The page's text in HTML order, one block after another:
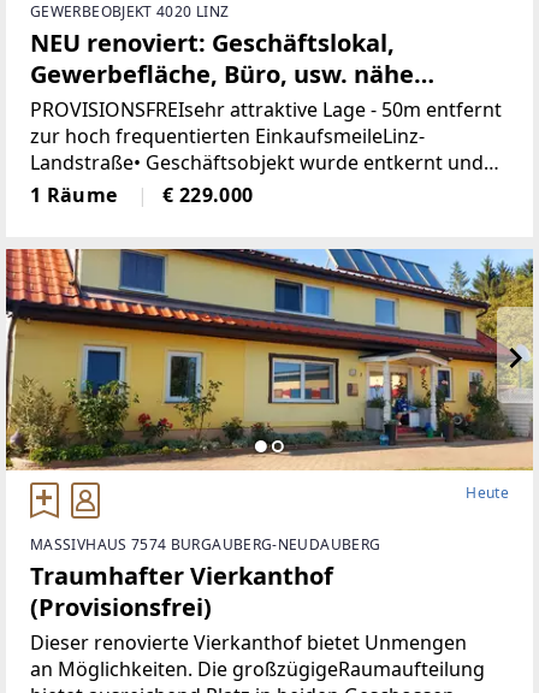
GEWERBEOBJEKT 4020 LINZ
NEU renoviert: Geschäftslokal,
Gewerbefläche, Büro, usw. nähe
Landstrasse-Linz (Provisionsfrei)
PROVISIONSFREIsehr attraktive Lage - 50m entfernt
zur hoch frequentierten EinkaufsmeileLinz-
Landstraße• Geschäftsobjekt wurde entkernt und
generalsaniert• Klimatisiert (Klimaanlage)• neue
Böden, neue Heizkörper•
1 Räume € 229.000
Heute
MASSIVHAUS 7574 BURGAUBERG-NEUDAUBERG
Traumhafter Vierkanthof
(Provisionsfrei)
Dieser renovierte Vierkanthof bietet Unmengen
an Möglichkeiten. Die großzügigeRaumaufteilung